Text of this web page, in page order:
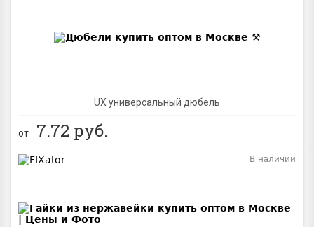
UX универсальный дюбель
от 7.72 руб.
В наличии